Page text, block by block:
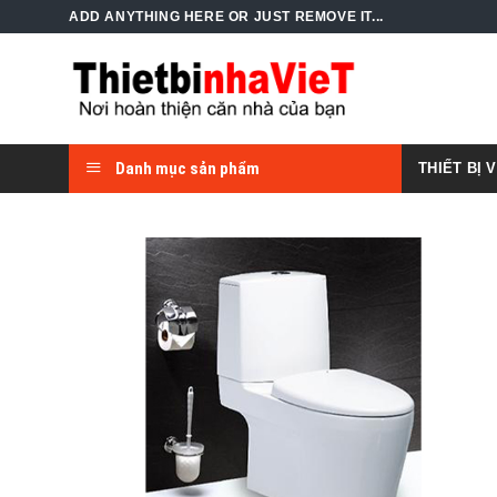
ADD ANYTHING HERE OR JUST REMOVE IT...
Danh mục sản phẩm THIẾT BỊ